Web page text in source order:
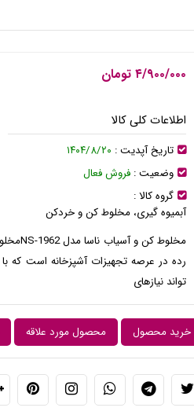
۴/۹۰۰/۰۰۰ تومان
اطلاعات کلی کالا
تاریخ آپدیت : ۱۴۰۴/۸/۲۰
وضعیت : فروش فعال
گروه کالا :
آبمیوه گیری، مخلوط کن و خردکن
تواند نیازهای
خرید محصول محصول مورد علاقه